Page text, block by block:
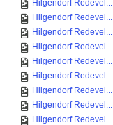
Hilgendorf Redevel...
Hilgendorf Redevel...
Hilgendorf Redevel...
Hilgendorf Redevel...
Hilgendorf Redevel...
Hilgendorf Redevel...
Hilgendorf Redevel...
Hilgendorf Redevel...
Hilgendorf Redevel...